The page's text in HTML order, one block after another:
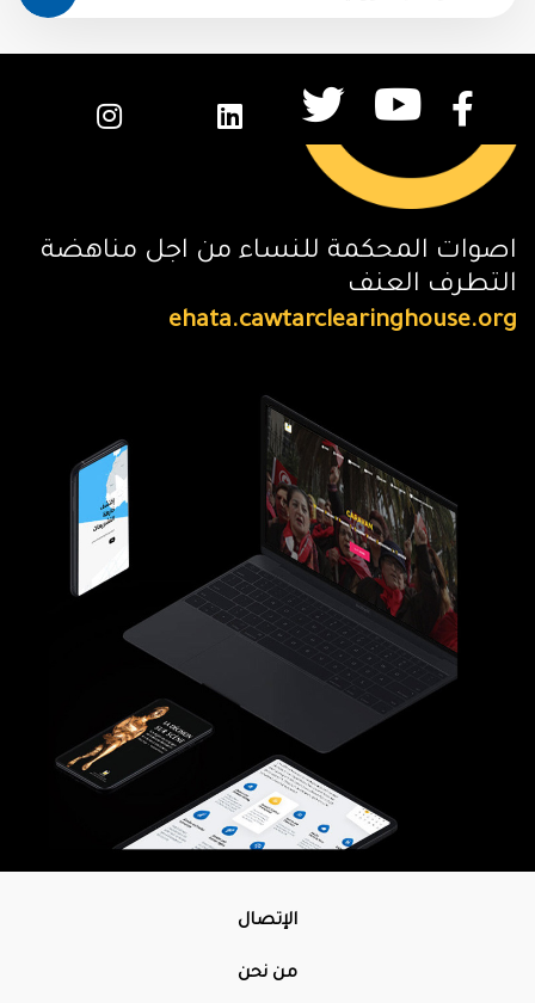
اصوات المحكمة للنساء من اجل مناهضة
التطرف العنف
ehata.cawtarclearinghouse.org
الإتصال
من نحن